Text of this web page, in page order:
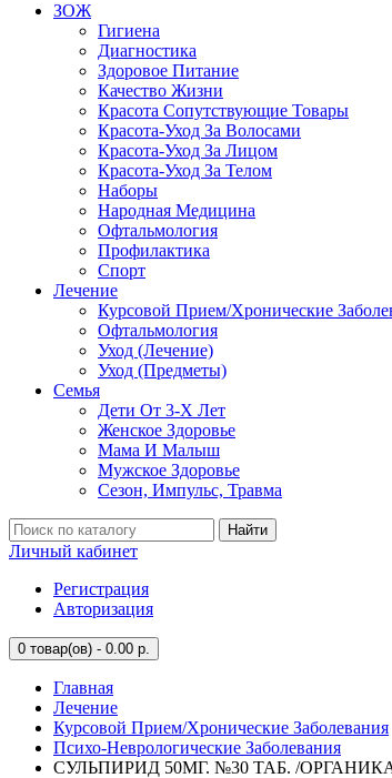
ЗОЖ
Гигиена
Диагностика
Здоровое Питание
Качество Жизни
Красота Сопутствующие Товары
Красота-Уход За Волосами
Красота-Уход За Лицом
Красота-Уход За Телом
Наборы
Народная Медицина
Офтальмология
Профилактика
Спорт
Лечение
Курсовой Прием/Хронические
Офтальмология
Уход (Лечение)
Уход (Предметы)
Семья
Дети От 3-Х Лет
Женское Здоровье
Мама И Малыш
Мужское Здоровье
Сезон, Импульс, Травма
Найти
Личный кабинет
Регистрация
Авторизация
0 товар(ов) - 0.00 р.
Главная
Лечение
Курсовой Прием/Хронические Заболевания
Психо-Неврологические Заболевания
СУЛЬПИРИД 50МГ. №30 ТАБ. /